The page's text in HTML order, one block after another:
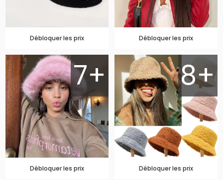
Débloquer les prix Débloquer les prix
7+
Débloquer les prix
8+
Débloquer les prix